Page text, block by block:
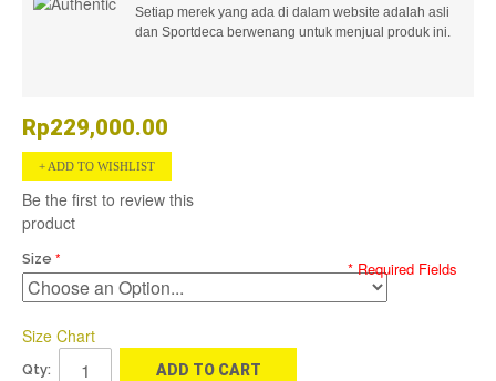
Setiap merek yang ada di dalam website adalah asli
dan Sportdeca berwenang untuk menjual produk ini.
Rp229,000.00
ADD TO WISHLIST
Be the first to review this
product
Size * Required Fields
Size Chart
Qty: ADD TO CART